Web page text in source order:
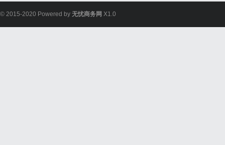
© 2015-2020 Powered by 无忧商务网 X1.0